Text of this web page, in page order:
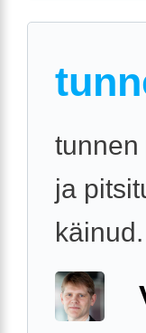
tunnen
ja
käinud.